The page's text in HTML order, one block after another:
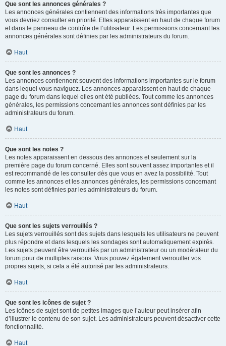
Que sont les annonces générales ?
Les annonces générales contiennent des informations très importantes que
vous devriez consulter en priorité. Elles apparaissent en haut de chaque forum
et dans le panneau de contrôle de l’utilisateur. Les permissions concernant les
annonces générales sont définies par les administrateurs du forum.
Haut
Que sont les annonces ?
Les annonces contiennent souvent des informations importantes sur le forum
dans lequel vous naviguez. Les annonces apparaissent en haut de chaque
page du forum dans lequel elles ont été publiées. Tout comme les annonces
générales, les permissions concernant les annonces sont définies par les
administrateurs du forum.
Haut
Que sont les notes ?
Les notes apparaissent en dessous des annonces et seulement sur la
première page du forum concerné. Elles sont souvent assez importantes et il
est recommandé de les consulter dès que vous en avez la possibilité. Tout
comme les annonces et les annonces générales, les permissions concernant
les notes sont définies par les administrateurs du forum.
Haut
Que sont les sujets verrouillés ?
Les sujets verrouillés sont des sujets dans lesquels les utilisateurs ne peuvent
plus répondre et dans lesquels les sondages sont automatiquement expirés.
Les sujets peuvent être verrouillés par un administrateur ou un modérateur du
forum pour de multiples raisons. Vous pouvez également verrouiller vos
propres sujets, si cela a été autorisé par les administrateurs.
Haut
Que sont les icônes de sujet ?
Les icônes de sujet sont de petites images que l’auteur peut insérer afin
d’illustrer le contenu de son sujet. Les administrateurs peuvent désactiver cette
fonctionnalité.
Haut